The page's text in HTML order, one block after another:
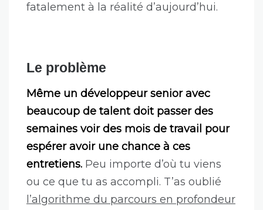
fatalement à la réalité d’aujourd’hui.
Le problème
Même un développeur senior avec
beaucoup de talent doit passer des
semaines voir des mois de travail pour
espérer avoir une chance à ces
entretiens. Peu importe d’où tu viens
ou ce que tu as accompli. T’as oublié
l’algorithme du parcours en profondeur